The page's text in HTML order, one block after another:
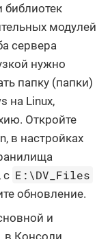
библиотек
модулей
сервера
нужно
папку (папки)
на Linux,
Откройте
в настройках
с E:\DV_Files
обновление.
и